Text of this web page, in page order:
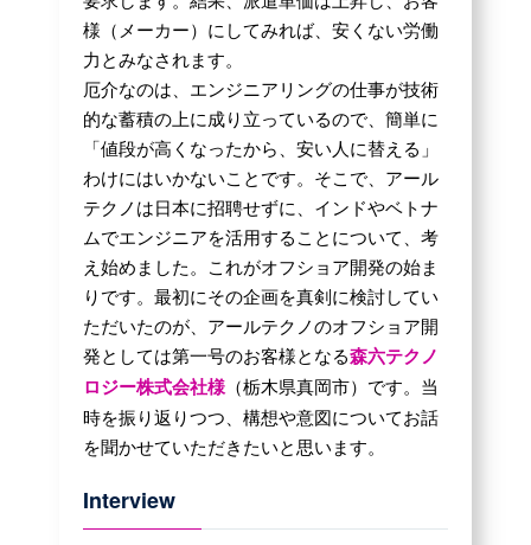
様（メーカー）にしてみれば、安くない労働
力とみなされます。
厄介なのは、エンジニアリングの仕事が技術
的な蓄積の上に成り立っているので、簡単に
「値段が高くなったから、安い人に替える」
わけにはいかないことです。そこで、アール
テクノは日本に招聘せずに、インドやベトナ
ムでエンジニアを活用することについて、考
え始めました。これがオフショア開発の始ま
りです。最初にその企画を真剣に検討してい
ただいたのが、アールテクノのオフショア開
発としては第一号のお客様となる森六テクノ
ロジー株式会社様 （栃木県真岡市）です。当
時を振り返りつつ、構想や意図についてお話
を聞かせていただきたいと思います。
Interview